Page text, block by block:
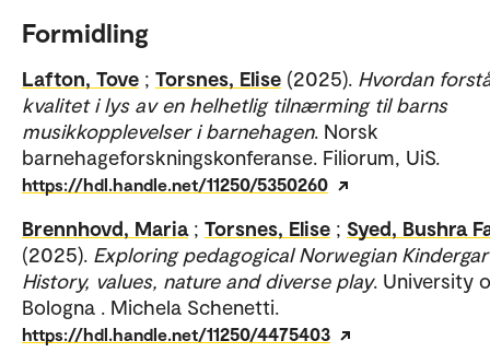
Formidling
Lafton, Tove ; Torsnes, Elise (2025). Hvordan
kvalitet i lys av en helhetlig tilnærming til barns
musikkopplevelser i barnehagen. Norsk
barnehageforskningskonferanse. Filiorum, UiS.
https://hdl.handle.net/11250/5350260
Brennhovd, Maria ; Torsnes, Elise ; Syed, Bushra
(2025). Exploring pedagogical Norwegian
History, values, nature and diverse play. University
Bologna . Michela Schenetti.
https://hdl.handle.net/11250/4475403